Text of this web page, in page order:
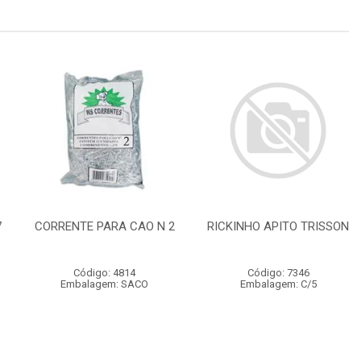
CORRENTE PARA CAO N 2
Código: 4814
Embalagem: SACO
RICKINHO APITO TRISSON
Código: 7346
Embalagem: C/5